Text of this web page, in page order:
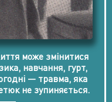
може змінитися
навчання, гурт,
— травма, яка
не зупиняється.